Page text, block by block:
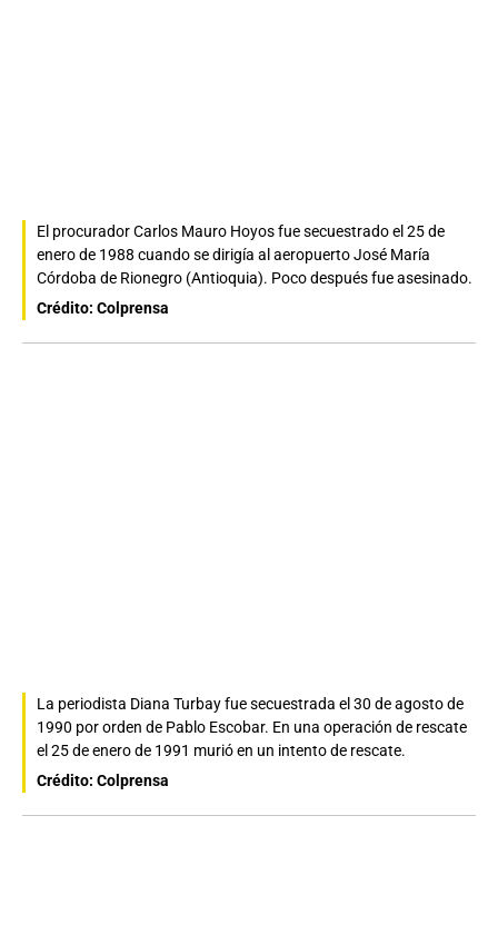
El procurador Carlos Mauro Hoyos fue secuestrado el 25 de
enero de 1988 cuando se dirigía al aeropuerto José María
Córdoba de Rionegro (Antioquia). Poco después fue asesinado.
Crédito: Colprensa
La periodista Diana Turbay fue secuestrada el 30 de agosto de
1990 por orden de Pablo Escobar. En una operación de rescate
el 25 de enero de 1991 murió en un intento de rescate.
Crédito: Colprensa